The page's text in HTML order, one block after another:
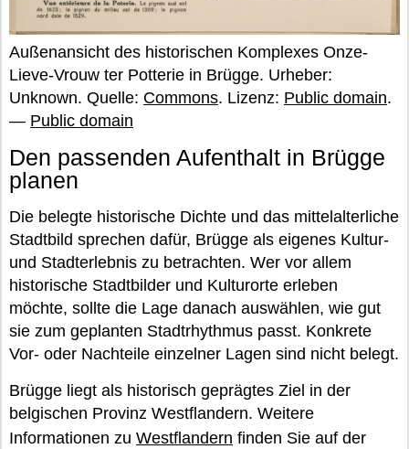
Außenansicht des historischen Komplexes Onze-
Lieve-Vrouw ter Potterie in Brügge. Urheber:
Unknown. Quelle: Commons. Lizenz: Public domain.
— Public domain
Den passenden Aufenthalt in Brügge
planen
Die belegte historische Dichte und das mittelalterliche
Stadtbild sprechen dafür, Brügge als eigenes Kultur-
und Stadterlebnis zu betrachten. Wer vor allem
historische Stadtbilder und Kulturorte erleben
möchte, sollte die Lage danach auswählen, wie gut
sie zum geplanten Stadtrhythmus passt. Konkrete
Vor- oder Nachteile einzelner Lagen sind nicht belegt.
Brügge liegt als historisch geprägtes Ziel in der
belgischen Provinz Westflandern. Weitere
Informationen zu Westflandern finden Sie auf der